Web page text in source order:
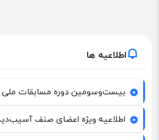
اطلاعیه ها
بیست‌وسومین دوره مسابقات
اطلاعیه ویژه اعضای صنف